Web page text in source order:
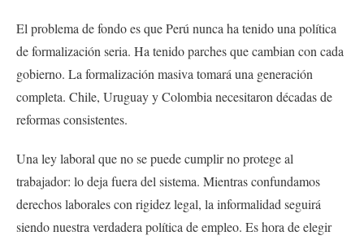
El problema de fondo es que Perú nunca ha tenido una política
de formalización seria. Ha tenido parches que cambian con cada
gobierno. La formalización masiva tomará una generación
completa. Chile, Uruguay y Colombia necesitaron décadas de
reformas consistentes.
Una ley laboral que no se puede cumplir no protege al
trabajador: lo deja fuera del sistema. Mientras confundamos
derechos laborales con rigidez legal, la informalidad seguirá
siendo nuestra verdadera política de empleo. Es hora de elegir